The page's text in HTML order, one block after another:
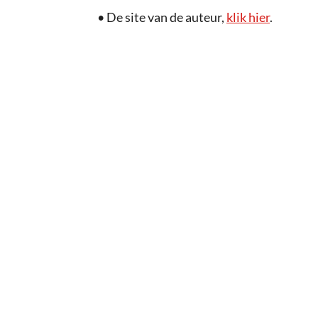
• De site van de auteur, klikhier.